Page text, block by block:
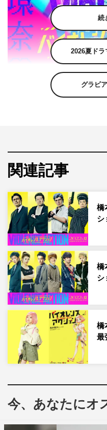
会
8月19日（金）公開の橋本
された。
浅井蓮次、沢田新による
インアクセス数1,000万
「バイオレンスアクショ
ツ」連載中）が、待望の
脚本は江良至、瑠東が担
公開されたのは、映像初
定2級合格を目標に、専門
公・菊野ケイ（橋本環奈
ョルニットを着こなし、
誰がどう見てかわいらし
「君、殺し屋だったの……
続
2026夏ド
グラビ
関連記事
橋
シ
橋
シ
橋
最
今、あなたにオ